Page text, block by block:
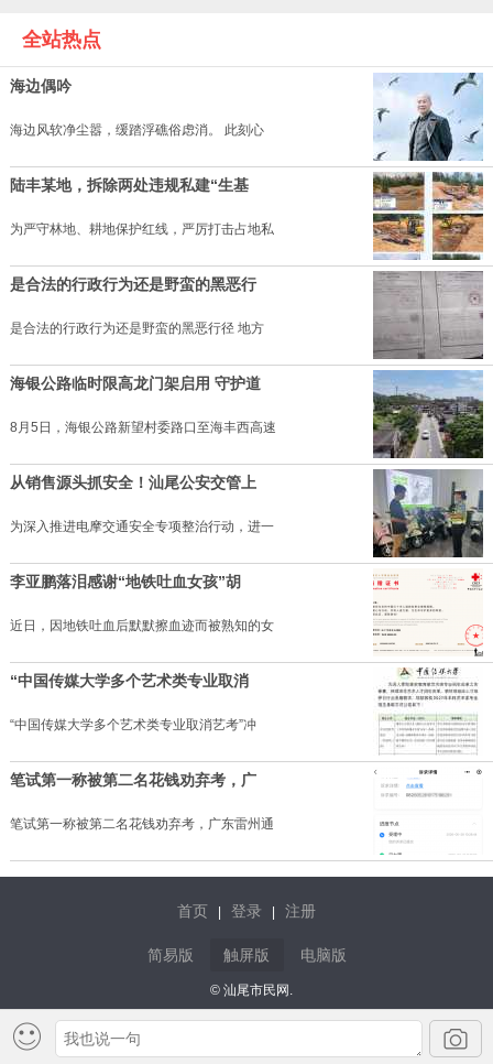
全站热点
海边偶吟
海边风软净尘嚣，缓踏浮礁俗虑消。 此刻心
陆丰某地，拆除两处违规私建“生基
为严守林地、耕地保护红线，严厉打击占地私
是合法的行政行为还是野蛮的黑恶行
是合法的行政行为还是野蛮的黑恶行径 地方
海银公路临时限高龙门架启用 守护道
8月5日，海银公路新望村委路口至海丰西高速
从销售源头抓安全！汕尾公安交管上
为深入推进电摩交通安全专项整治行动，进一
李亚鹏落泪感谢“地铁吐血女孩”胡
近日，因地铁吐血后默默擦血迹而被熟知的女
“中国传媒大学多个艺术类专业取消
“中国传媒大学多个艺术类专业取消艺考”冲
笔试第一称被第二名花钱劝弃考，广
笔试第一称被第二名花钱劝弃考，广东雷州通
首页 | 登录 | 注册
简易版 触屏版 电脑版
© 汕尾市民网.